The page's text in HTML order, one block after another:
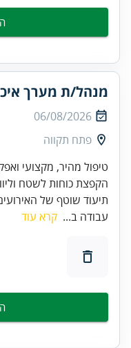
מנהל/ת מערך
06/08/2026
פתח תקווה
תיעוד שוטף של
עבודה ב... קרא עוד